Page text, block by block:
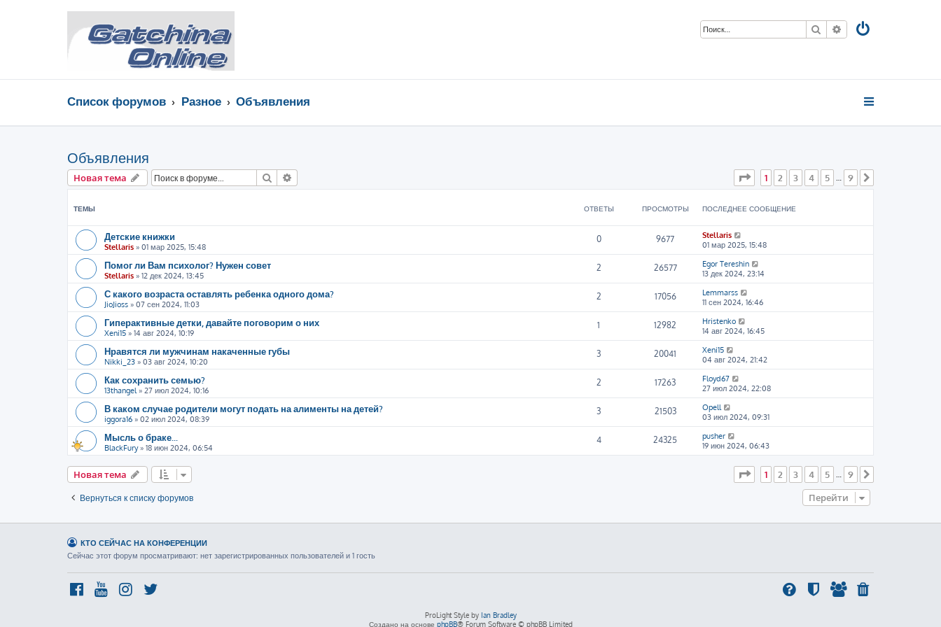
Поиск Расширенный поиск
Список форумов Разное Объявления
Объявления
Новая тема Поиск Страница из
1 2 3 4 5 … 9
ТЕМЫ ОТВЕТЫ ПРОСМОТРЫ ПОСЛЕДНЕЕ СООБЩЕНИЕ
Детские книжки
Stellaris » 01 мар 2025, 15:48
0 9677
Stellaris
01 мар 2025, 15:48
Помог ли Вам психолог? Нужен совет
Stellaris » 12 дек 2024, 13:45
2 26577
Egor Tereshin
13 дек 2024, 23:14
С какого возраста оставлять ребенка одного дома?
JioJioss » 07 сен 2024, 11:03
2 17056
Lemmarss
11 сен 2024, 16:46
Гиперактивные детки, давайте поговорим о них
Xeni15 » 14 авг 2024, 10:19
1 12982
Hristenko
14 авг 2024, 16:45
Нравятся ли мужчинам накаченные губы
Nikki_23 » 03 авг 2024, 10:20
3 20041
Xeni15
04 авг 2024, 21:42
Как сохранить семью?
13thangel» 27 июл 2024, 10:16
2 17263
Floyd67
27 июл 2024, 22:08
В каком случае родители могут подать на алименты на детей?
iggora16 » 02 июл 2024, 08:39
3 21503
Opell
03 июл 2024, 09:31
Мысль о браке...
BlackFury» 18 июн 2024, 06:54
4 24325
pusher
19 июн 2024, 06:43
Новая тема Страница из
1 2 3 4 5 … 9
Вернуться к списку форумов Перейти
КТО СЕЙЧАС НА КОНФЕРЕНЦИИ
Сейчас этот форум просматривают: нет зарегистрированных пользователей и 1 гость
ProLight Style by Ian Bradley
Создано на основе phpBB® Forum Software © phpBB Limited